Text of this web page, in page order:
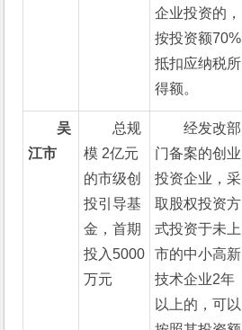
企业投资的，
按投资额70%
抵扣应纳税所
得额。
吴
江市
总规
模 2亿元
的市级创
投引导基
金，首期
投入5000
万元
经发改部
门备案的创业
投资企业，采
取股权投资方
式投资于未上
市的中小高新
技术企业2年
以上的，可以